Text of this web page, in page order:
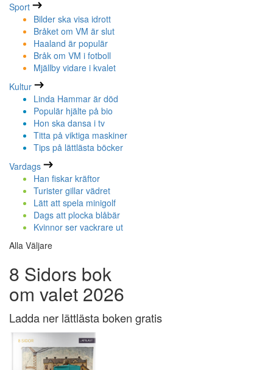
Sport
Bilder ska visa idrott
Bråket om VM är slut
Haaland är populär
Bråk om VM i fotboll
Mjällby vidare i kvalet
Kultur
Linda Hammar är död
Populär hjälte på bio
Hon ska dansa i tv
Titta på viktiga maskiner
Tips på lättlästa böcker
Vardags
Han fiskar kräftor
Turister gillar vädret
Lätt att spela minigolf
Dags att plocka blåbär
Kvinnor ser vackrare ut
Alla Väljare
8 Sidors bok
om valet 2026
Ladda ner lättlästa boken gratis